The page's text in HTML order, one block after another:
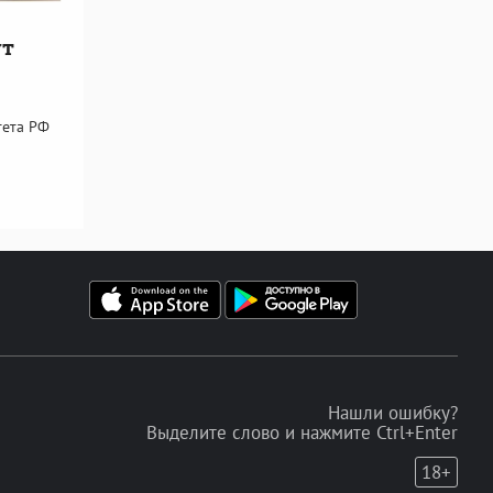
РФ
Нашли ошибку?
Выделите слово и нажмите Ctrl+Enter
18+